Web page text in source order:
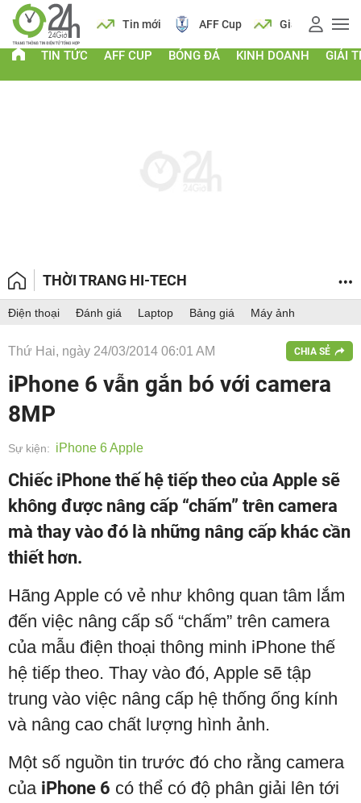
Lịch Tin mới AFF Cup Giá vàng
TIN TỨC AFF CUP BÓNG ĐÁ KINH DOANH GIẢI
THỜI TRANG HI-TECH
Điện thoại Đánh giá Laptop Bảng giá Máy ảnh
Thứ Hai, ngày 24/03/2014 06:01 AM CHIA SẺ
iPhone 6 vẫn gắn bó với camera
8MP
Sự kiện: iPhone 6 Apple
Chiếc iPhone thế hệ tiếp theo của Apple sẽ
không được nâng cấp “chấm” trên camera
mà thay vào đó là những nâng cấp khác cần
thiết hơn.
Hãng Apple có vẻ như không quan tâm lắm
đến việc nâng cấp số “chấm” trên camera
của mẫu điện thoại thông minh iPhone thế
hệ tiếp theo. Thay vào đó, Apple sẽ tập
trung vào việc nâng cấp hệ thống ống kính
và nâng cao chất lượng hình ảnh.
Một số nguồn tin trước đó cho rằng camera
của iPhone 6 có thể có độ phân giải lên tới